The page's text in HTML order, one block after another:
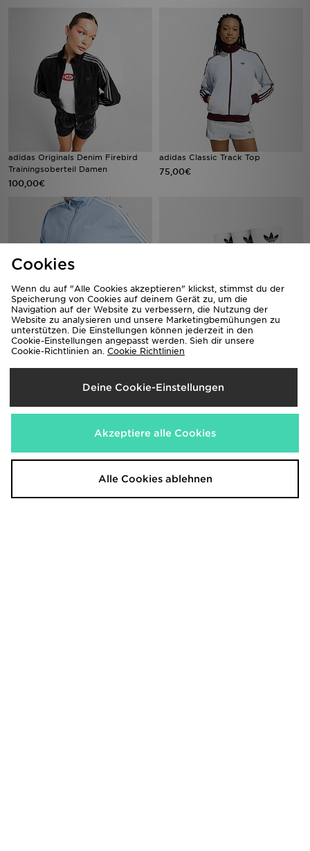
adidas Originals Denim Firebird
Trainingsoberteil Damen
100,00€
adidas Classic Track Top
75,00€
adidas Originals Denim Shorts
adidas Originals 3er-Pack Crew
Socken
Cookies
Wenn du auf "Alle Cookies akzeptieren" klickst, stimmst du der
Speicherung von Cookies auf deinem Gerät zu, um die
Navigation auf der Website zu verbessern, die Nutzung der
Website zu analysieren und unsere Marketingbemühungen zu
unterstützen. Die Einstellungen können jederzeit in den
Cookie-Einstellungen angepasst werden. Sieh dir unsere
Cookie-Richtlinien an. Cookie Richtlinien
Deine Cookie-Einstellungen
Akzeptiere alle Cookies
Alle Cookies ablehnen